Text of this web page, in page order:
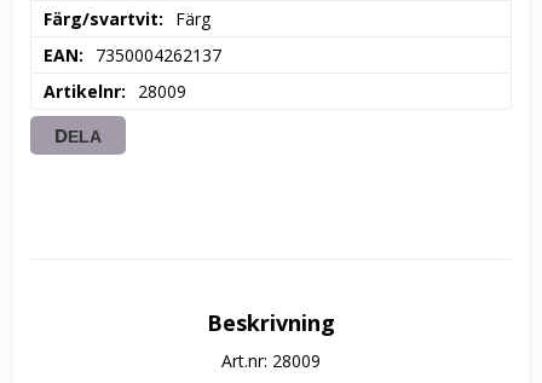
Färg/svartvit
Färg
EAN
7350004262137
Artikelnr
28009
DELA
Beskrivning
Art.nr: 28009